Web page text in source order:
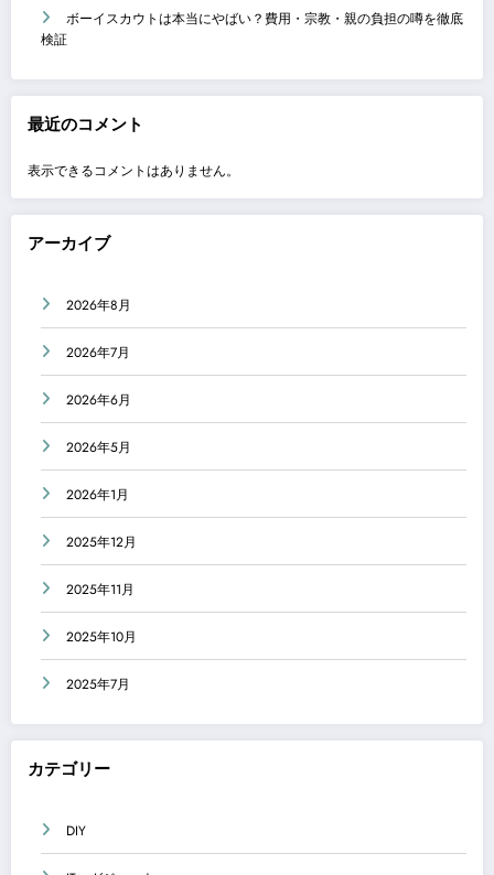
ボーイスカウトは本当にやばい？費用・宗教・親の負担の噂を徹底
検証
最近のコメント
表示できるコメントはありません。
アーカイブ
2026年8月
2026年7月
2026年6月
2026年5月
2026年1月
2025年12月
2025年11月
2025年10月
2025年7月
カテゴリー
DIY